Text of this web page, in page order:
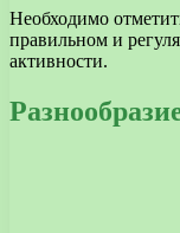
Необходимо
правильном и
активности.